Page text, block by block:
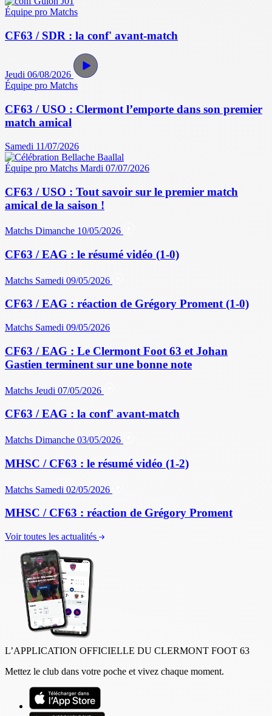
Équipe pro Matchs
CF63 / SDR : la conf' avant-match
Jeudi 06/08/2026
Équipe pro Matchs
CF63 / USO : Clermont l’emporte dans son premier
match amical
Samedi 11/07/2026
Équipe pro Matchs Mardi 07/07/2026
CF63 / USO : Tout savoir sur le premier match
amical de la saison !
Matchs Dimanche 10/05/2026
CF63 / EAG : le résumé vidéo (1-0)
Matchs Samedi 09/05/2026
CF63 / EAG : réaction de Grégory Proment (1-0)
Matchs Samedi 09/05/2026
CF63 / EAG : Le Clermont Foot 63 et Johan
Gastien terminent sur une bonne note
Matchs Jeudi 07/05/2026
CF63 / EAG : la conf' avant-match
Matchs Dimanche 03/05/2026
MHSC / CF63 : le résumé vidéo (1-2)
Matchs Samedi 02/05/2026
MHSC / CF63 : réaction de Grégory Proment
Voir toutes les actualités
L’APPLICATION OFFICIELLE DU CLERMONT FOOT 63
Mettez le club dans votre poche et vivez chaque moment.